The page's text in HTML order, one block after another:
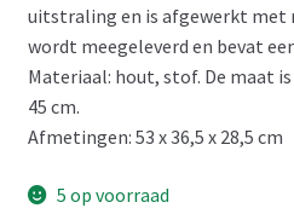
uitstraling en is afgewerkt met
wordt meegeleverd en bevat
Materiaal: hout, stof. De maat
45 cm.
Afmetingen: 53 x 36,5 x 28,5 cm
5 op voorraad